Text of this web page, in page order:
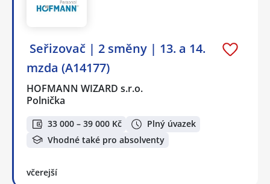
️ Seřizovač | 2 směny | 13. a 14.
mzda (A14177)
HOFMANN WIZARD s.r.o.
Polnička
33 000 – 39 000 Kč
Plný úvazek
Vhodné také pro absolventy
včerejší